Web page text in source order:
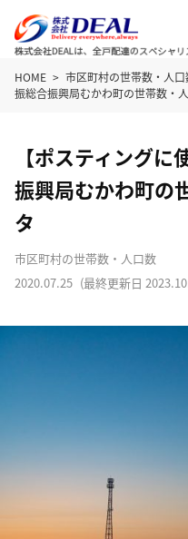
HOME 市区町村の世帯数・人口
振総合振興局むかわ町の世帯数・
【ポスティング
振興局むかわ町の
タ
市区町村の世帯数・人口数
2020.07.25 (最終更新日